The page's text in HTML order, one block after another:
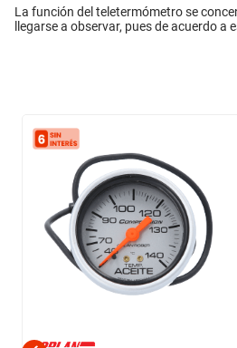
La función del teletermómetro se
llegarse a observar, pues de acuerdo